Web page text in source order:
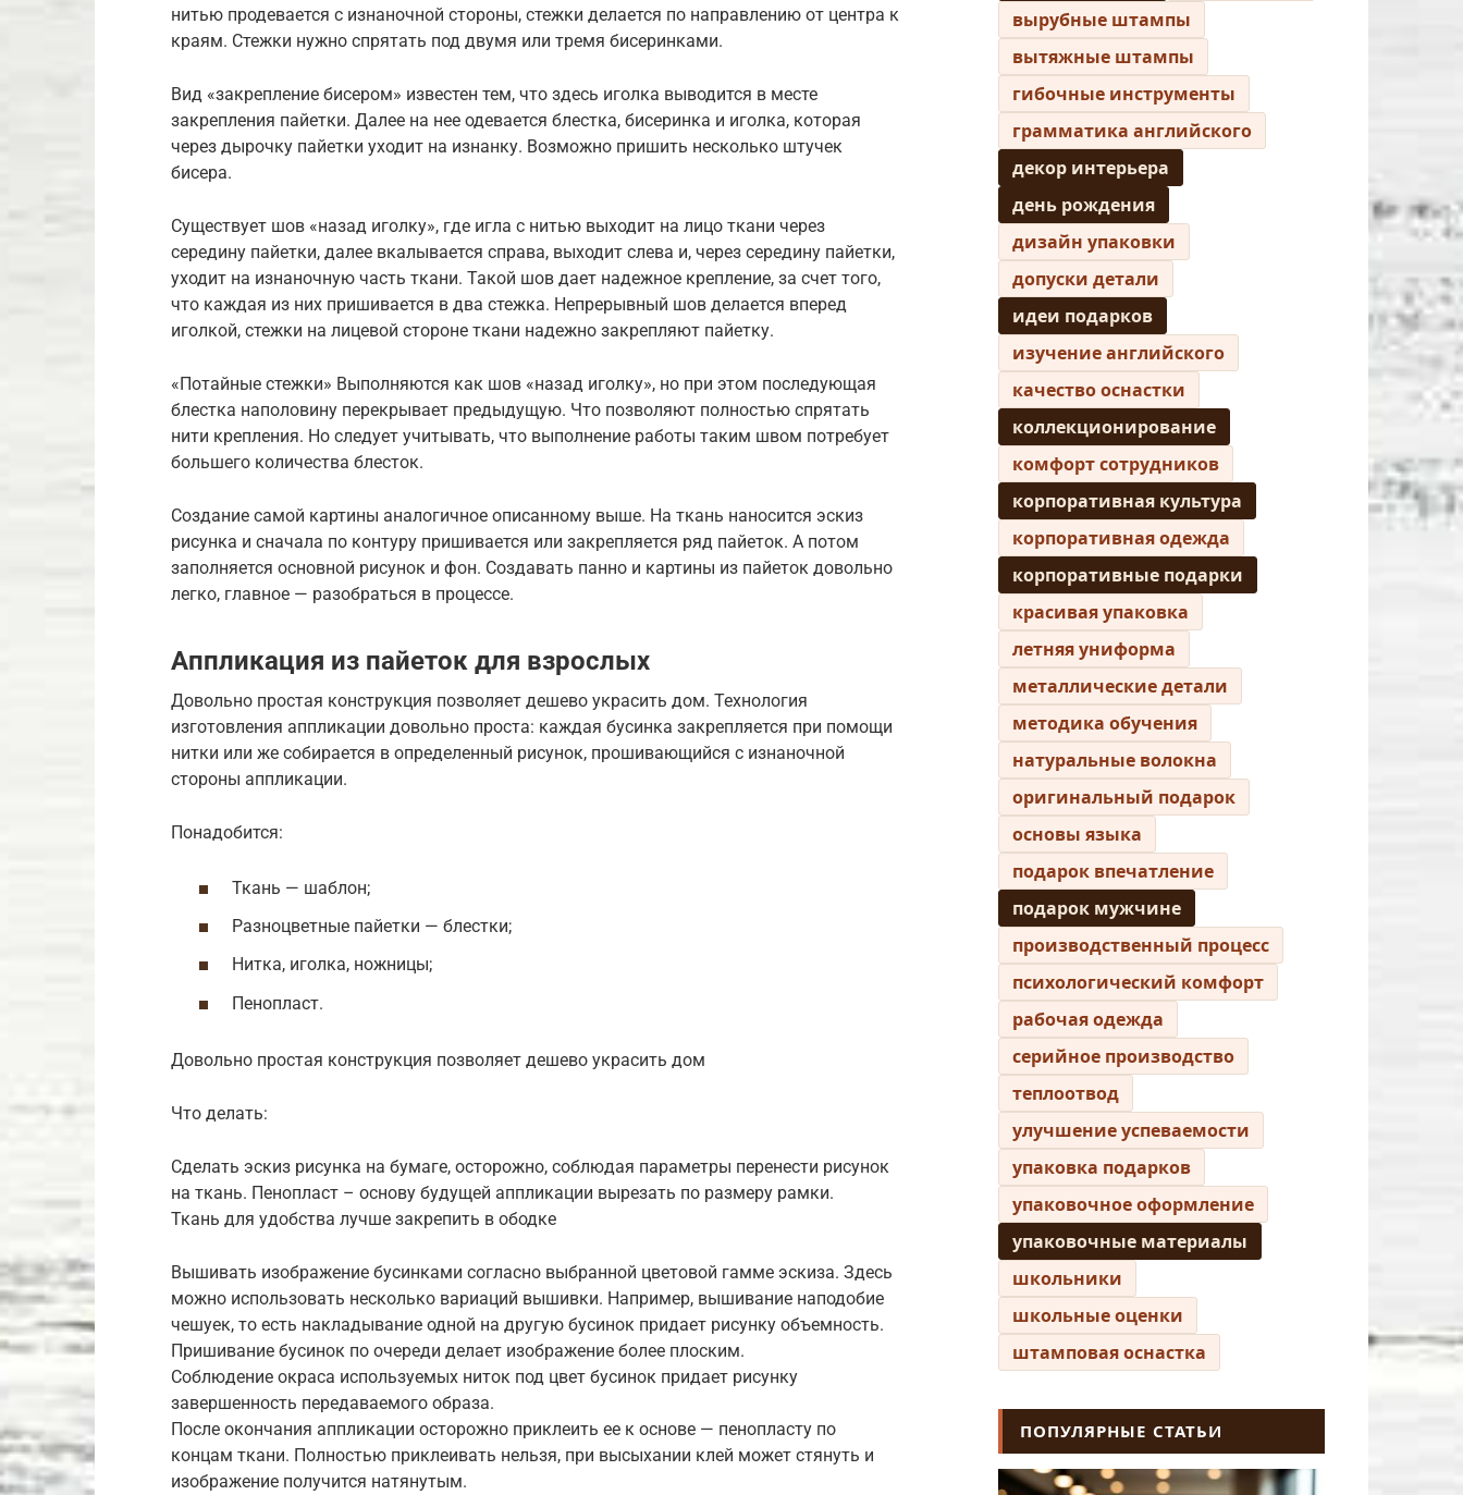
нитью продевается с изнаночной стороны, стежки делается по направлению от центра к
краям. Стежки нужно спрятать под двумя или тремя бисеринками.
Вид «закрепление бисером» известен тем, что здесь иголка выводится в месте
закрепления пайетки. Далее на нее одевается блестка, бисеринка и иголка, которая
через дырочку пайетки уходит на изнанку. Возможно пришить несколько штучек
бисера.
Существует шов «назад иголку», где игла с нитью выходит на лицо ткани через
середину пайетки, далее вкалывается справа, выходит слева и, через середину пайетки,
уходит на изнаночную часть ткани. Такой шов дает надежное крепление, за счет того,
что каждая из них пришивается в два стежка. Непрерывный шов делается вперед
иголкой, стежки на лицевой стороне ткани надежно закрепляют пайетку.
«Потайные стежки» Выполняются как шов «назад иголку», но при этом последующая
блестка наполовину перекрывает предыдущую. Что позволяют полностью спрятать
нити крепления. Но следует учитывать, что выполнение работы таким швом потребует
большего количества блесток.
Создание самой картины аналогичное описанному выше. На ткань наносится эскиз
рисунка и сначала по контуру пришивается или закрепляется ряд пайеток. А потом
заполняется основной рисунок и фон. Создавать панно и картины из пайеток довольно
легко, главное — разобраться в процессе.
Аппликация из пайеток для взрослых
Довольно простая конструкция позволяет дешево украсить дом. Технология
изготовления аппликации довольно проста: каждая бусинка закрепляется при помощи
нитки или же собирается в определенный рисунок, прошивающийся с изнаночной
стороны аппликации.
Понадобится:
Ткань — шаблон;
Разноцветные пайетки — блестки;
Нитка, иголка, ножницы;
Пенопласт.
Довольно простая конструкция позволяет дешево украсить дом
Что делать:
Сделать эскиз рисунка на бумаге, осторожно, соблюдая параметры перенести рисунок
на ткань. Пенопласт – основу будущей аппликации вырезать по размеру рамки.
Ткань для удобства лучше закрепить в ободке
Вышивать изображение бусинками согласно выбранной цветовой гамме эскиза. Здесь
можно использовать несколько вариаций вышивки. Например, вышивание наподобие
чешуек, то есть накладывание одной на другую бусинок придает рисунку объемность.
Пришивание бусинок по очереди делает изображение более плоским.
Соблюдение окраса используемых ниток под цвет бусинок придает рисунку
завершенность передаваемого образа.
После окончания аппликации осторожно приклеить ее к основе — пенопласту по
концам ткани. Полностью приклеивать нельзя, при высыхании клей может стянуть и
изображение получится натянутым.
вырубные штампы
вытяжные штампы
гибочные инструменты
грамматика английского
декор интерьера
день рождения
дизайн упаковки
допуски детали
идеи подарков
изучение английского
качество оснастки
коллекционирование
комфорт сотрудников
корпоративная культура
корпоративная одежда
корпоративные подарки
красивая упаковка
летняя униформа
металлические детали
методика обучения
натуральные волокна
оригинальный подарок
основы языка
подарок впечатление
подарок мужчине
производственный процесс
психологический комфорт
рабочая одежда
серийное производство
теплоотвод
улучшение успеваемости
упаковка подарков
упаковочное оформление
упаковочные материалы
школьники
школьные оценки
штамповая оснастка
ПОПУЛЯРНЫЕ СТАТЬИ